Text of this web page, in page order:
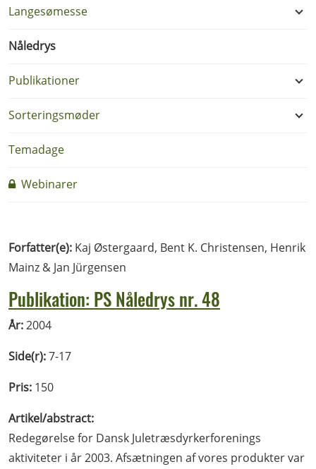
Langesømesse
Nåledrys
Publikationer
Sorteringsmøder
Temadage
Webinarer
Forfatter(e): Kaj Østergaard, Bent K. Christensen, Henrik
Mainz & Jan Jürgensen
Publikation: PS Nåledrys nr. 48
År:2004
Side(r):7-17
Pris: 150
Artikel/abstract:
Redegørelse for Dansk Juletræsdyrkerforenings
aktiviteter i år 2003. Afsætningen af vores produkter var